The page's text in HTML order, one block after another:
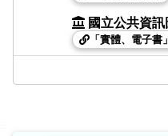
國立公共資
「實體、電子書